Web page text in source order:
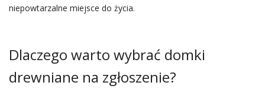
niepowtarzalne miejsce do życia.
Dlaczego warto wybrać domki
drewniane na zgłoszenie?